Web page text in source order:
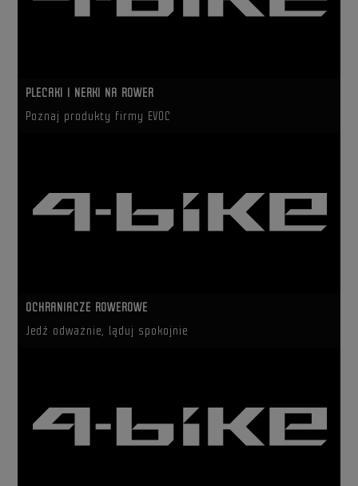
PLECAKI I NERKI NA ROWER
Poznaj produkty firmy EVOC
OCHRANIACZE ROWEROWE
Jedź odważnie, ląduj spokojnie